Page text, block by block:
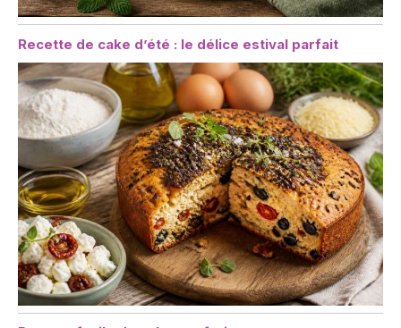
Recette de cake d’été : le délice estival parfait